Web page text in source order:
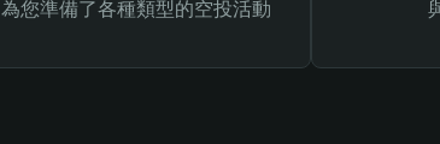
為您準備了各種類型的空投活動